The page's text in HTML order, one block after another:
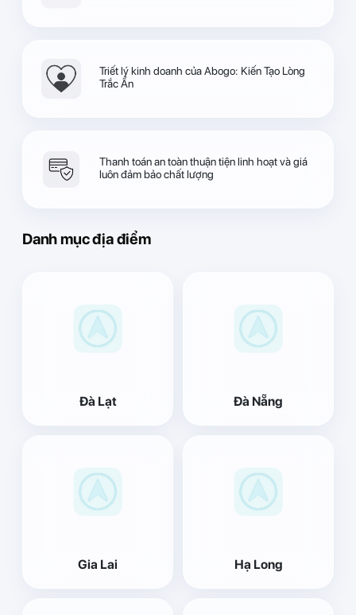
Triết lý kinh doanh của Abogo: Kiến Tạo Lòng
Trắc Ẩn
Thanh toán an toàn thuận tiện linh hoạt và giá
luôn đảm bảo chất lượng
Danh mục địa điểm
Đà Lạt Đà Nẵng
Gia Lai Hạ Long